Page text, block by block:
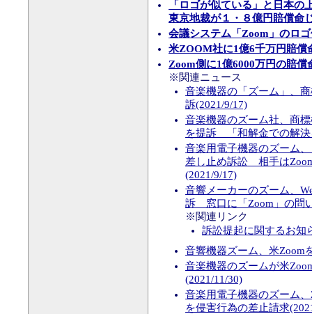
「ロゴが似ている」と日本
東京地裁が１・８億円賠償命
会議システム「Zoom」のロ
米ZOOM社に1億6千万円賠
Zoom側に1億6000万円の賠
※関連ニュース
音楽機器の「ズーム」、
訴(2021/9/17)
音楽機器のズーム社、商
を提訴 「和解金での解決
音楽用電子機器のズーム
差し止め訴訟 相手は
(2021/9/17)
音響メーカーのズーム、
訴 窓口に「Zoom」の問
※関連リンク
訴訟提起に関するお知
音響機器ズーム、米
音楽機器のズームが米
(2021/11/30)
音楽用電子機器のズーム
を侵害行為の差止請求